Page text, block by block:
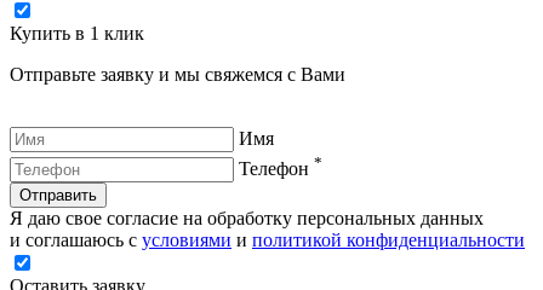
Купить в 1 клик
Отправьте заявку и мы свяжемся с Вами
Имя
Телефон *
Отправить
Я даю свое согласие на обработку персональных данных
и соглашаюсь с условиями и политикой конфиденциальности
Оставить заявку